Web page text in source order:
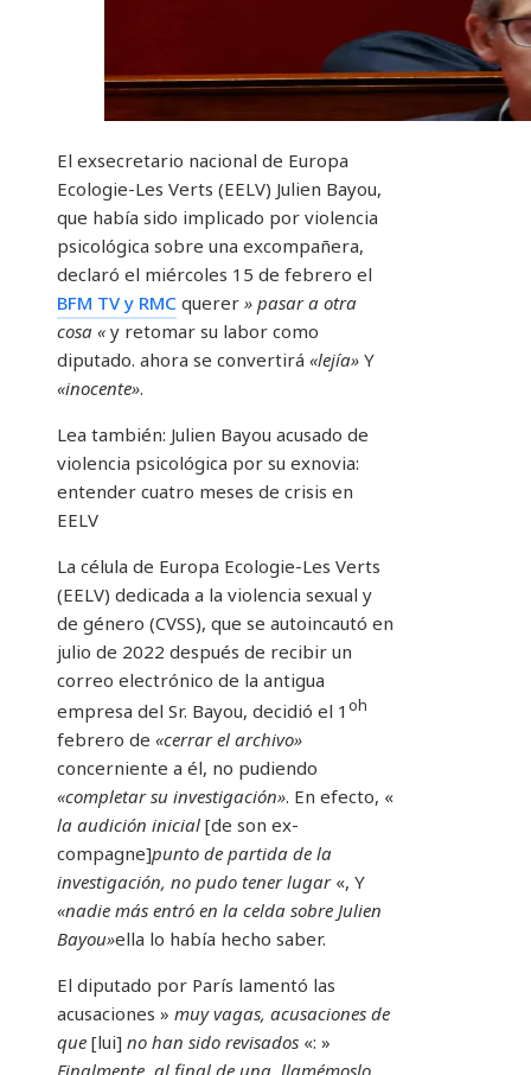
El exsecretario nacional de Europa
Ecologie-Les Verts (EELV) Julien Bayou,
que había sido implicado por violencia
psicológica sobre una excompañera,
declaró el miércoles 15 de febrero el
BFM TV y RMC querer » pasar a otra
cosa « y retomar su labor como
diputado. ahora se convertirá «lejía» Y
«inocente».
Lea también: Julien Bayou acusado de
violencia psicológica por su exnovia:
entender cuatro meses de crisis en
EELV
La célula de Europa Ecologie-Les Verts
(EELV) dedicada a la violencia sexual y
de género (CVSS), que se autoincautó en
julio de 2022 después de recibir un
correo electrónico de la antigua
empresa del Sr. Bayou, decidió el 1 oh
febrero de «cerrar el archivo»
concerniente a él, no pudiendo
«completar su investigación». En efecto, «
la audición inicial [de son ex-
compagne]punto de partida de la
investigación, no pudo tener lugar«, Y
«nadie más entró en la celda sobre Julien
Bayou»ella lo había hecho saber.
El diputado por París lamentó las
acusaciones » muy vagas, acusaciones de
que [lui] no han sido revisados «: »